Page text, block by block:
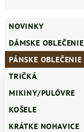
NOVINKY
DÁMSKE OBLEČENIE
PÁNSKE OBLEČENIE
TRIČKÁ
MIKINY/PULÓVRE
KOŠELE
KRÁTKE NOHAVICE